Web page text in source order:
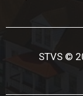
STVS ©